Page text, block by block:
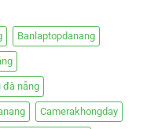
Banlaptopdanang
đà nẵng
Camerakhongday